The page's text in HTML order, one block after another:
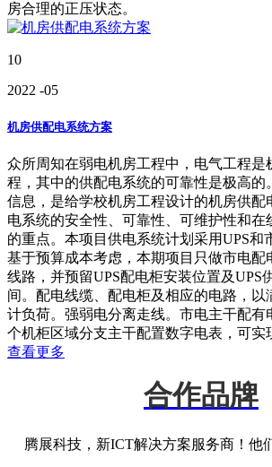
房合理的正压状态。
10
2022 -05
机房供配电系统方案
众所周知在弱电机房工程中，电气工程是
程，其中的供配电系统的可靠性是极高的
信息，是给学校机房工程设计的机房供配
电系统的安全性、可靠性、可维护性和在
的重点。本项目供电系统计划采用UPS和
基于预算成本考虑，本期项目只做市电配
线路，并预留UPS配电柜安装位置及UPS
间。配电线缆、配电柜及相应的电路，以
计负荷。强弱电分离走线。市电主干配有
个机柜区域分支主干配置数字电表，可实
查看更多
合作品牌
腾展科技，新ICT解决方案服务商！他